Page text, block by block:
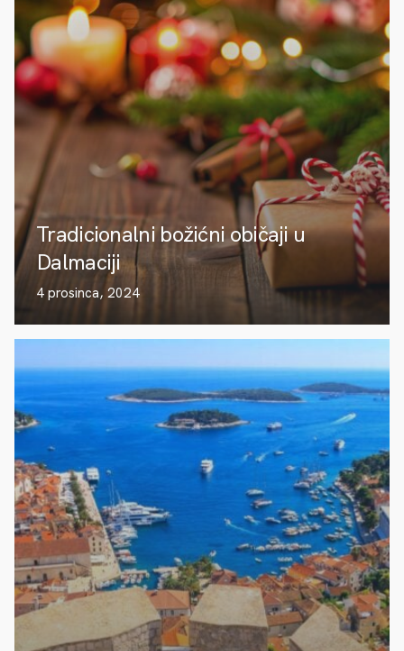
Tradicionalni božićni običaji u
Dalmaciji
4 prosinca, 2024